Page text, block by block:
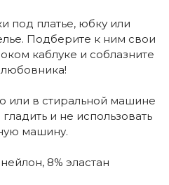
под платье, юбку или
Подберите к ним свои
каблуке и соблазните
или в стиральной машине
и не использовать
машину.
8% эластан